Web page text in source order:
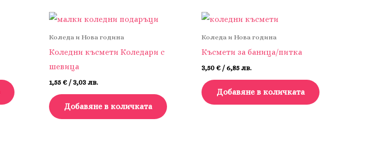
Коледа и Нова година
Коледни късмети Коледари с
шевица
1,55 € / 3,03 лв.
Добавяне в количката
Коледа и Нова година
Късмети за баница/питка
3,50 € / 6,85 лв.
Добавяне в количката